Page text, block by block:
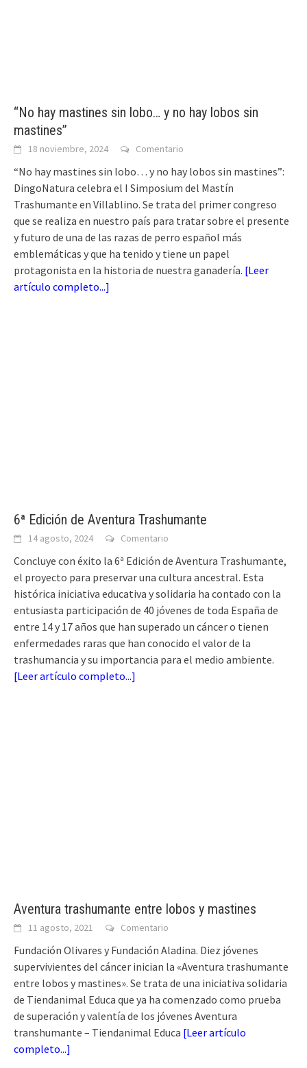
“No hay mastines sin lobo… y no hay lobos sin
mastines”
18 noviembre, 2024 Comentario
“No hay mastines sin lobo… y no hay lobos sin mastines”:
DingoNatura celebra el I Simposium del Mastín
Trashumante en Villablino. Se trata del primer congreso
que se realiza en nuestro país para tratar sobre el presente
y futuro de una de las razas de perro español más
emblemáticas y que ha tenido y tiene un papel
protagonista en la historia de nuestra ganadería. [Leer
artículo completo...]
6ª Edición de Aventura Trashumante
14 agosto, 2024 Comentario
Concluye con éxito la 6ª Edición de Aventura Trashumante,
el proyecto para preservar una cultura ancestral. Esta
histórica iniciativa educativa y solidaria ha contado con la
entusiasta participación de 40 jóvenes de toda España de
entre 14 y 17 años que han superado un cáncer o tienen
enfermedades raras que han conocido el valor de la
trashumancia y su importancia para el medio ambiente.
[Leer artículo completo...]
Aventura trashumante entre lobos y mastines
11 agosto, 2021 Comentario
Fundación Olivares y Fundación Aladina. Diez jóvenes
supervivientes del cáncer inician la «Aventura trashumante
entre lobos y mastines». Se trata de una iniciativa solidaria
de Tiendanimal Educa que ya ha comenzado como prueba
de superación y valentía de los jóvenes Aventura
transhumante – Tiendanimal Educa [Leer artículo
completo...]